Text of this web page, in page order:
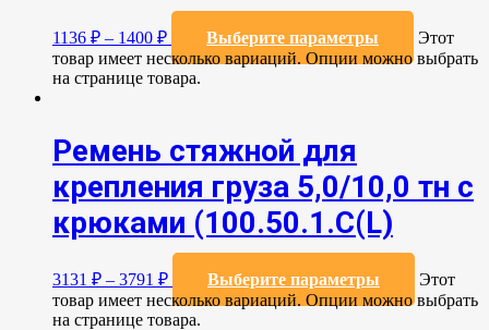
1136 ₽ – 1400 ₽ Выберите параметры
Этот
товар имеет несколько вариаций. Опции можно выбрать
на странице товара.
Ремень стяжной для
крепления груза 5,0/10,0 тн с
крюками (100.50.1.С(L)
3131 ₽ – 3791 ₽ Выберите параметры
Этот
товар имеет несколько вариаций. Опции можно выбрать
на странице товара.